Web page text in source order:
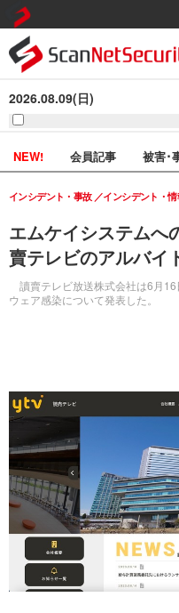
2026.08.09(日)
NEW! 会員記事 被害･
エムケイシステムへ
賣テレビのアルバイ
讀賣テレビ放送株式会社は6月
ウェア感染について発表した。
インシデント・事故 インシデント・